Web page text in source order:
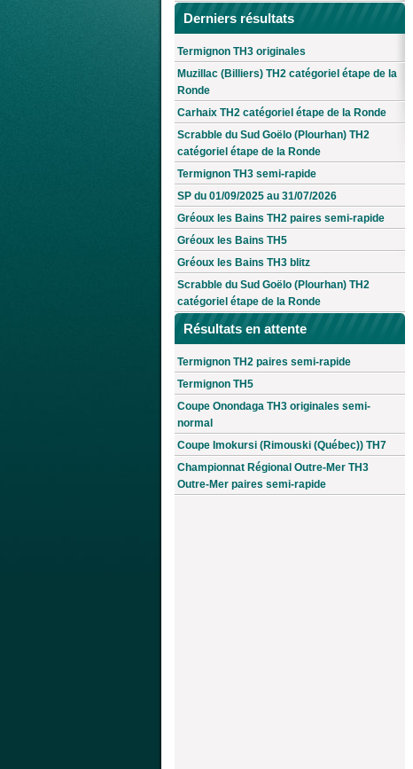
Derniers résultats
Termignon TH3 originales
Muzillac (Billiers) TH2 catégoriel étape de la
Ronde
Carhaix TH2 catégoriel étape de la Ronde
Scrabble du Sud Goëlo (Plourhan) TH2
catégoriel étape de la Ronde
Termignon TH3 semi-rapide
SP du 01/09/2025 au 31/07/2026
Gréoux les Bains TH2 paires semi-rapide
Gréoux les Bains TH5
Gréoux les Bains TH3 blitz
Scrabble du Sud Goëlo (Plourhan) TH2
catégoriel étape de la Ronde
Résultats en attente
Termignon TH2 paires semi-rapide
Termignon TH5
Coupe Onondaga TH3 originales semi-
normal
Coupe Imokursi (Rimouski (Québec)) TH7
Championnat Régional Outre-Mer TH3
Outre-Mer paires semi-rapide